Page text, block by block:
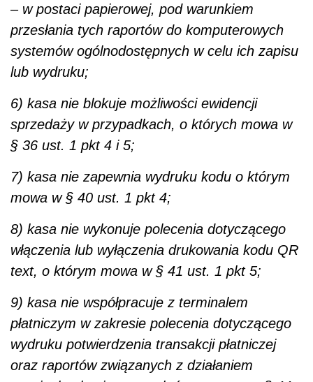
– w postaci papierowej, pod warunkiem
przesłania tych raportów do komputerowych
systemów ogólnodostępnych w celu ich zapisu
lub wydruku;
6) kasa nie blokuje możliwości ewidencji
sprzedaży w przypadkach, o których mowa w
§ 36 ust. 1 pkt 4 i 5;
7) kasa nie zapewnia wydruku kodu o którym
mowa w § 40 ust. 1 pkt 4;
8) kasa nie wykonuje polecenia dotyczącego
włączenia lub wyłączenia drukowania kodu QR
text, o którym mowa w § 41 ust. 1 pkt 5;
9) kasa nie współpracuje z terminalem
płatniczym w zakresie polecenia dotyczącego
wydruku potwierdzenia transakcji płatniczej
oraz raportów związanych z działaniem